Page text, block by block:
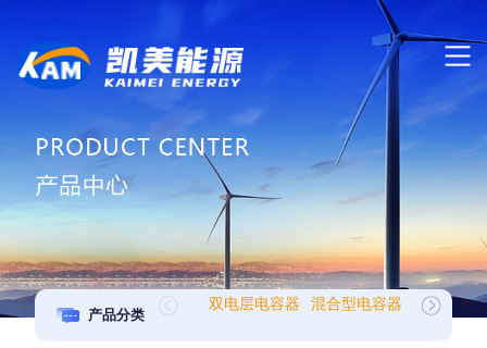
产品分类
双电层电容器 混合型电容器
MK 系列